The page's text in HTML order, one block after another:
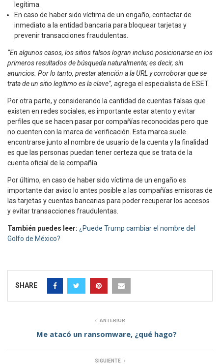
legítima.
En caso de haber sido víctima de un engaño, contactar de
inmediato a la entidad bancaria para bloquear tarjetas y
prevenir transacciones fraudulentas.
“En algunos casos, los sitios falsos logran incluso posicionarse en los
primeros resultados de búsqueda naturalmente; es decir, sin
anuncios. Por lo tanto, prestar atención a la URL y corroborar que se
trata de un sitio legítimo es la clave”, agrega el especialista de ESET.
Por otra parte, y considerando la cantidad de cuentas falsas que
existen en redes sociales, es importante estar atento y evitar
perfiles que se hacen pasar por compañías reconocidas pero que
no cuenten con la marca de verificación. Esta marca suele
encontrarse junto al nombre de usuario de la cuenta y la finalidad
es que las personas puedan tener certeza que se trata de la
cuenta oficial de la compañía.
Por último, en caso de haber sido víctima de un engaño es
importante dar aviso lo antes posible a las compañías emisoras de
las tarjetas y cuentas bancarias para poder recuperar los accesos
y evitar transacciones fraudulentas.
También puedes leer: ¿Puede Trump cambiar el nombre del
Golfo de México?
SHARE
ANTERIOR
Me atacó un ransomware, ¿qué hago?
SIGUIENTE